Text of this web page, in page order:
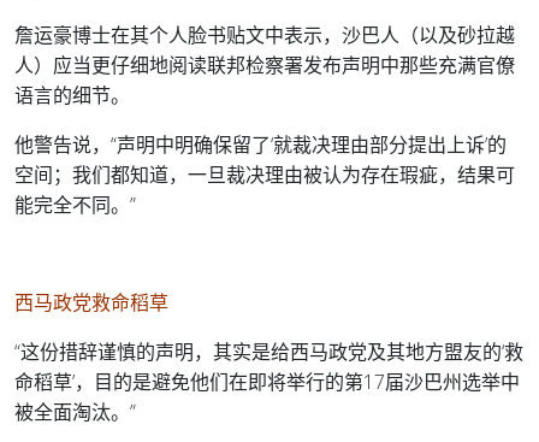
詹运豪博士在其个人脸书贴文中表示，沙巴人（以及砂拉越
人）应当更仔细地阅读联邦检察署发布声明中那些充满官僚
语言的细节。
他警告说，“声明中明确保留了‘就裁决理由部分提出上诉’的
空间；我们都知道，一旦裁决理由被认为存在瑕疵，结果可
能完全不同。”
西马政党救命稻草
“这份措辞谨慎的声明，其实是给西马政党及其地方盟友的‘救
命稻草’，目的是避免他们在即将举行的第17届沙巴州选举中
被全面淘汰。”